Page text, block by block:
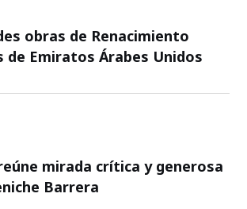
obras de Renacimiento
de Emiratos Árabes Unidos
mirada crítica y generosa
Barrera